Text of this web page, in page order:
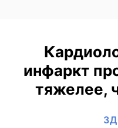
инфаркт
тяжелее,